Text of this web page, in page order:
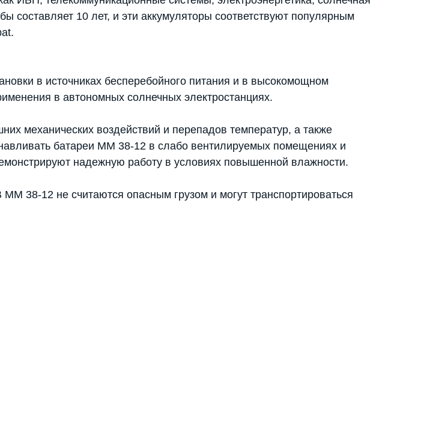
составляет 10 лет, и эти аккумуляторы соответствуют популярным
в источниках бесперебойного питания и в высокомощном
в автономных солнечных электростанциях.
механических воздействий и перепадов температур, а также
батареи MM 38-12 в слабо вентилируемых помещениях и
надежную работу в условиях повышенной влажности.
38-12 не считаются опасным грузом и могут транспортироваться